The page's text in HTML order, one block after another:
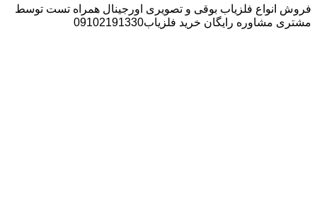
فروش انواع فلزیاب بوقی و تصویری اورجینال همراه تست توسط
مشتری مشاوره رایگان خرید فلزیاب09102191330